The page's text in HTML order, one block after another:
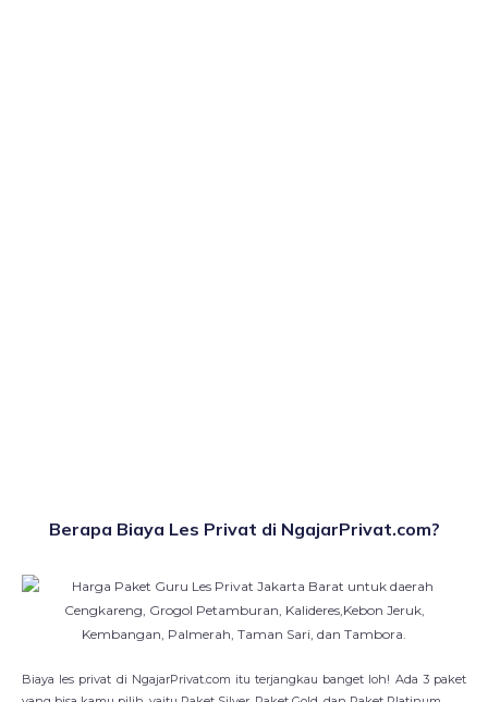
Berapa Biaya Les Privat di NgajarPrivat.com?
Biaya les privat di NgajarPrivat.com itu terjangkau banget loh! Ada 3 paket